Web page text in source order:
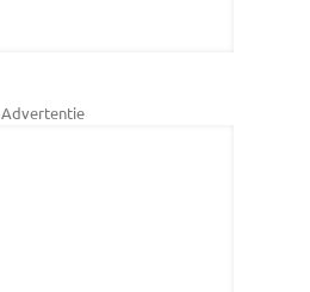
Advertentie